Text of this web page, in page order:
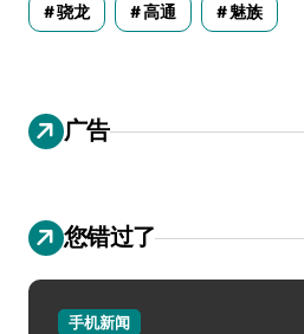
骁龙 高通 魅族
广告
您错过了
手机新闻